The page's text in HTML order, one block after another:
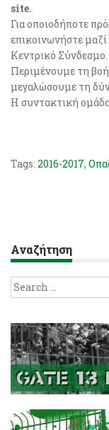
site.
Για οποιοδήποτε
επικοινωνήστε
Κεντρικό Σύνδεσμο.
Περιμένουμε τη
μεγαλώσουμε τη
Η συντακτική
Tags: 2016-2017,
Αναζήτηση
Search
for: